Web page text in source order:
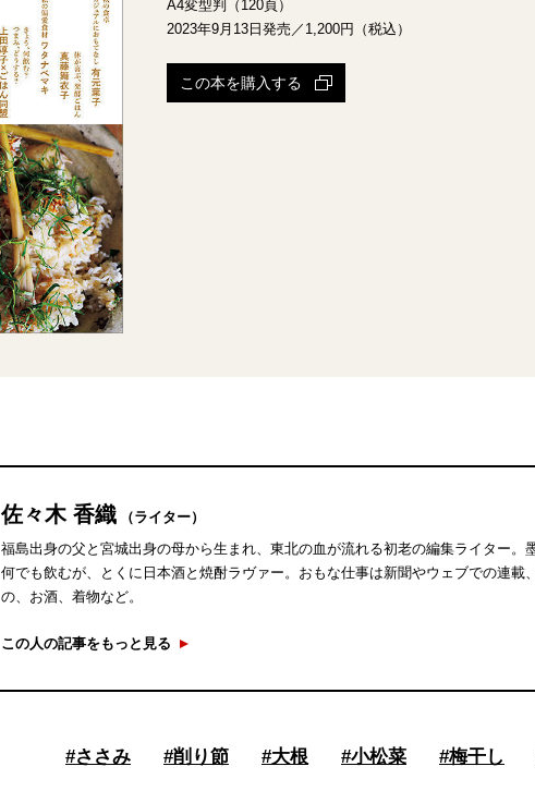
A4変型判（120頁）
2023年9月13日発売／1,200円（税込）
この本を購入する
佐々木 香織
（ライター）
福島出身の父と宮城出身の母から生まれ、東北の血が流れる初老の編集ライター。
何でも飲むが、とくに日本酒と焼酎ラヴァー。おもな仕事は新聞やウェブでの連載
の、お酒、着物など。
この人の記事をもっと見る
#ささみ #削り節 #大根 #小松菜 #梅干し